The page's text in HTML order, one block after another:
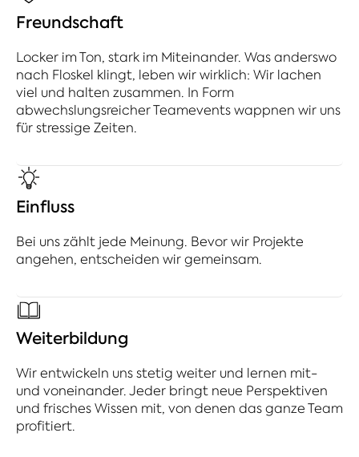
Freundschaft
Locker im Ton, stark im Miteinander. Was anderswo
nach Floskel klingt, leben wir wirklich: Wir lachen
viel und halten zusammen. In Form
abwechslungsreicher Teamevents wappnen wir uns
für stressige Zeiten.
Einfluss
Bei uns zählt jede Meinung. Bevor wir Projekte
angehen, entscheiden wir gemeinsam.
Weiterbildung
Wir entwickeln uns stetig weiter und lernen mit-
und voneinander. Jeder bringt neue Perspektiven
und frisches Wissen mit, von denen das ganze Team
profitiert.